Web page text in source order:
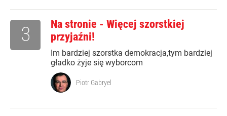
Na stronie - Więcej szorstkiej
przyjaźni!
Im bardziej szorstka demokracja,tym bardziej
gładko żyje się wyborcom
3
Piotr Gabryel